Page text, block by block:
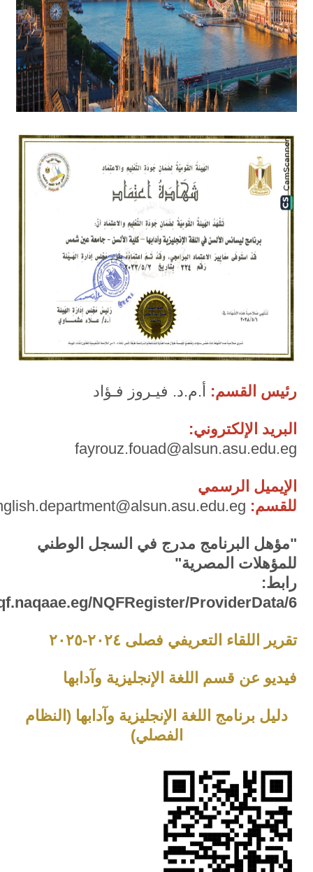
رئيس القسم: أ.م.د. فيـروز فـؤاد
البريد الإلكتروني:
fayrouz.fouad@alsun.asu.edu.eg
الإيميل الرسمي
للقسم:
"مؤهل البرنامج مدرج في السجل الوطني
للمؤهلات المصرية"
رابط:
NQFRegister/ProviderData/6
تقرير اللقاء التعريفي فصلى ٢٠٢٤-٢٠٢٥
فيديو عن قسم اللغة الإنجليزية وآدابها
دليل برنامج اللغة الإنجليزية وآدابها (النظام
الفصلي)